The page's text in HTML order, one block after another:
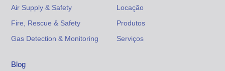
Air Supply & Safety
Fire, Rescue & Safety
Gas Detection & Monitoring
Locação
Produtos
Serviços
Blog